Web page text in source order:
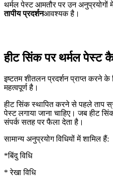
थर्मल पेस्ट आमतौर पर उन अनुप्रयोगों
तापीय प्रदर्शनआवश्यक है।
हीट सिंक पर थर्मल पेस्ट
इष्टतम शीतलन प्रदर्शन प्राप्त करने
महत्वपूर्ण है।
हीट सिंक स्थापित करने से पहले ताप
पेस्ट लगाया जाना चाहिए। जब हीट
संपर्क सतह पर फैला देता है।
सामान्य अनुप्रयोग विधियों में शामिल हैं:
*बिंदु विधि
* रेखा विधि